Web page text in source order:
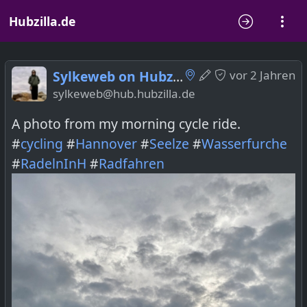
Hubzilla.de
vor 2 Jahren
Sylkeweb on Hubzilla
sylkeweb@hub.hubzilla.de
A photo from my morning cycle ride.
#cycling #Hannover#Seelze #Wasserfurche
#RadelnInH #Radfahren